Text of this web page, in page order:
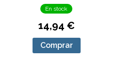
En stock
14,94 €
Comprar